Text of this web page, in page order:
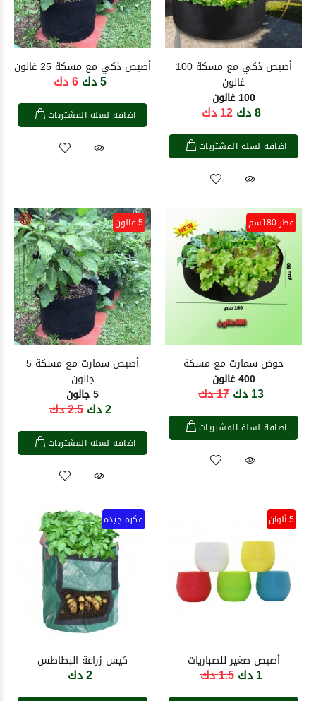
أصيص ذكي مع مسكة 100
غالون
100 غالون
8 دك 12 دك
اضافة لسلة المشتريات
أصيص ذكي مع مسكة 25 غالون
5 دك 6 دك
اضافة لسلة المشتريات
قطر 180سم
حوض سمارت مع مسكة
400 غالون
13 دك 17 دك
اضافة لسلة المشتريات
5 غالون
أصيص سمارت مع مسكة 5
جالون
5 جالون
2 دك 2.5 دك
اضافة لسلة المشتريات
5 ألوان
أصيص صغير للصباريات
1 دك 1.5 دك
فكرة جيدة
كيس زراعة البطاطس
2 دك